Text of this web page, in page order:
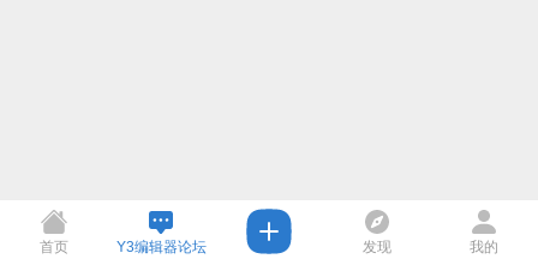
首页 Y3编辑器论坛 发现 我的